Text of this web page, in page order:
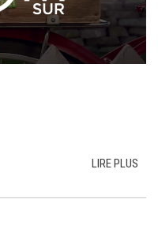
LIRE PLUS